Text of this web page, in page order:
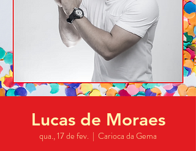
Lucas de Moraes
qua., 17 de fev.
  |
Carioca da Gema